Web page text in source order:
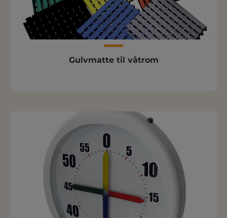
Gulvmatte til våtrom